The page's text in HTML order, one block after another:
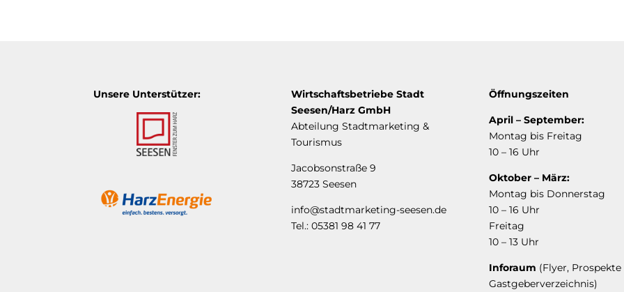
Unsere Unterstützer:
Wirtschaftsbetriebe Stadt
Seesen/Harz GmbH
Abteilung Stadtmarketing &
Tourismus
Jacobsonstraße 9
38723 Seesen
info@stadtmarketing-seesen.de
Tel.: 05381 98 41 77
Öffnungszeiten
April – September:
Montag bis Freitag
10 – 16 Uhr
Oktober – März:
Montag bis Donnerstag
10 – 16 Uhr
Freitag
10 – 13 Uhr
Inforaum (Flyer, Prospekte
Gastgeberverzeichnis)